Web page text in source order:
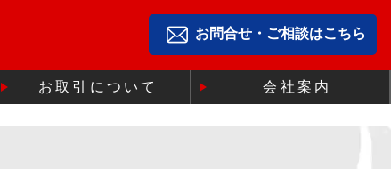
お問合せ・ご相談はこちら
お取引について 会社案内